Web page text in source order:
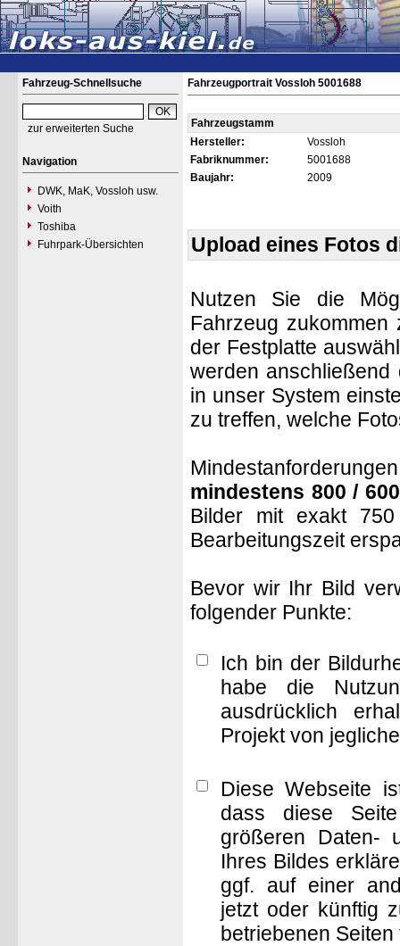
Fahrzeug-Schnellsuche
zur erweiterten Suche
Navigation
DWK, MaK, Vossloh usw.
Voith
Toshiba
Fuhrpark-Übersichten
Fahrzeugportrait Vossloh 5001688
Fahrzeugstamm
Hersteller:
Vossloh
Fabriknummer:
5001688
Baujahr:
2009
Upload eines Fotos
Nutzen Sie die
Fahrzeug
der Festplatte
werden anschließend
in unser System
zu treffen, welche
mindestens 800 /
Bilder mit exakt
Bearbeitungszeit
Bevor wir Ihr Bild
folgender Punkte:
Ich bin der
habe die
ausdrücklich
Projekt von
Diese Webseite
dass diese
größeren Daten-
Ihres Bildes
ggf. auf einer
jetzt oder künftig
betriebenen